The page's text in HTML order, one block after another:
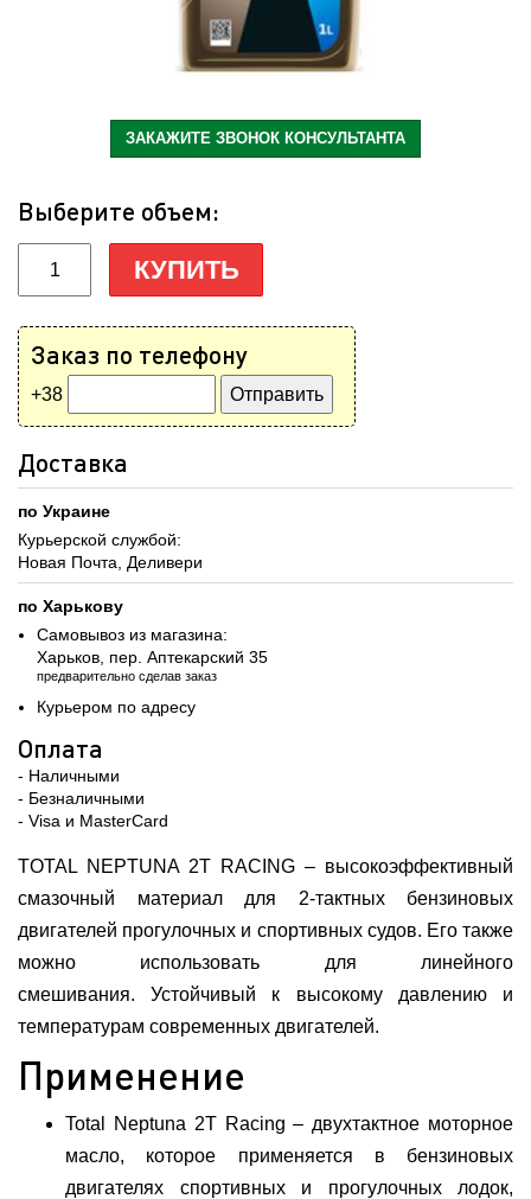
ЗАКАЖИТЕ ЗВОНОК КОНСУЛЬТАНТА
Выберите объем:
КУПИТЬ
Заказ по телефону
+38
Доставка
по Украине
Курьерской службой:
Новая Почта, Деливери
по Харькову
Самовывоз из магазина:
Харьков, пер. Аптекарский 35
предварительно сделав заказ
Курьером по адресу
Оплата
- Наличными
- Безналичными
- Visa и MasterCard
TOTAL NEPTUNA 2T RACING – высокоэффективный
смазочный материал для 2-тактных бензиновых
двигателей прогулочных и спортивных судов. Его также
можно использовать для линейного
смешивания. Устойчивый к высокому давлению и
температурам современных двигателей.
Применение
Total Neptuna 2T Racing – двухтактное моторное
масло, которое применяется в бензиновых
двигателях спортивных и прогулочных лодок,